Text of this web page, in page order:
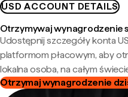
USD ACCOUNT DETAILS
Otrzymywaj wynagrodzenie
Udostępnij szczegóły konta
platformom płacowym, aby
lokalna osoba, na całym
Otrzymaj wynagrodzenie